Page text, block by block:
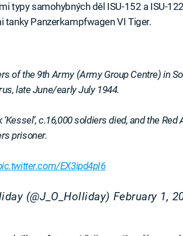
typy samohybných děl ISU-152 a ISU-
tanky Panzerkampfwagen VI Tiger.
of the 9th Army (Army Group Centre) in
late June/early July 1944.
c.16,000 soldiers died, and the
prisoner.
EX3ipd4pI6
(@J_O_Holliday) February 1,